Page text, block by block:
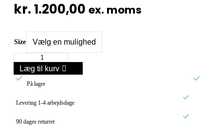
kr.1.200,00 ex. moms
Size
rose
#0031
antal
Læg til kurv

På lager

Levering 1-4 arbejdsdage

90 dages returret
